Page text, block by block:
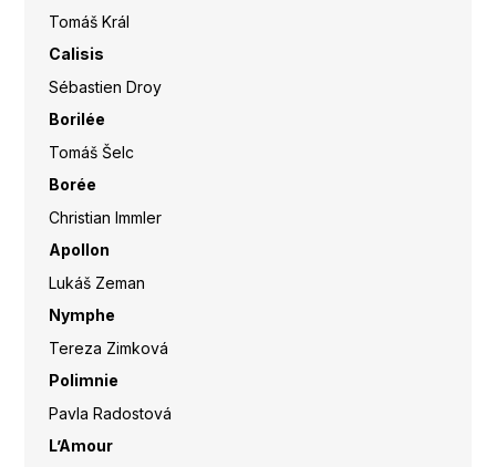
Tomáš Král
Calisis
Sébastien Droy
Borilée
Tomáš Šelc
Borée
Christian Immler
Apollon
Lukáš Zeman
Nymphe
Tereza Zimková
Polimnie
Pavla Radostová
L’Amour